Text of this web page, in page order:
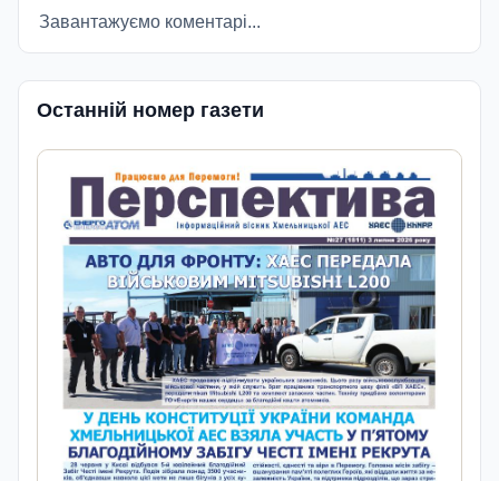
Завантажуємо коментарі...
Останній номер газети